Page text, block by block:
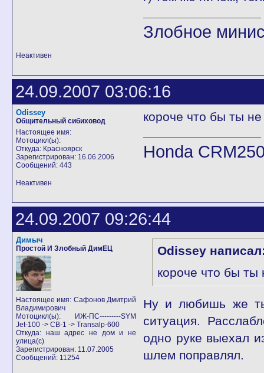
Злобное
Неактивен
24.09.2007 03:06:16
Odissey
Общительный сибиховод
Настоящее имя:
Мотоцикл(ы):
Откуда: Красноярск
Зарегистрирован: 16.06.2006
Сообщений: 443
короче что бы ты
Honda
Неактивен
24.09.2007 09:26:44
Димыч
Простой И Злобный ДимЕЦ
Настоящее имя: Сафонов Дмитрий
Владимирович
Мотоцикл(ы): ИЖ-ПС---------SYM
Jet-100 -> CB-1 -> Transalp-600
Откуда: наш адрес не дом и не
улица(с)
Зарегистрирован: 11.07.2005
Сообщений: 11254
Odissey
короче что бы ты
Ну и любишь же
ситуация.
одно руке выехал
шлем поправлял.